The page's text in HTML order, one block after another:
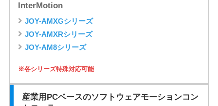
InterMotion
JOY-AMXGシリーズ
JOY-AMXRシリーズ
JOY-AM8シリーズ
※各シリーズ特殊対応可能
産業用PCベースのソフトウェアモーションコン